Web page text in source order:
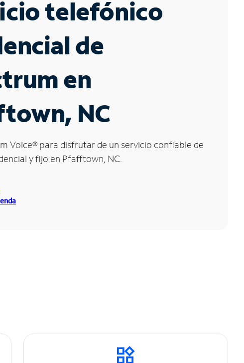
telefónico
de
en
NC
Voice® para disfrutar de un servicio confiable de
y fijo en Pfafftown, NC.